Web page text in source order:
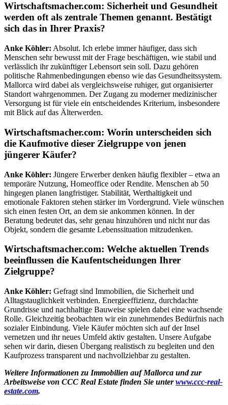
Wirtschaftsmacher.com: Sicherheit und Gesundheit
werden oft als zentrale Themen genannt. Bestätigt
sich das in Ihrer Praxis?
Anke Köhler: Absolut. Ich erlebe immer häufiger, dass sich
Menschen sehr bewusst mit der Frage beschäftigen, wie stabil und
verlässlich ihr zukünftiger Lebensort sein soll. Dazu gehören
politische Rahmenbedingungen ebenso wie das Gesundheitssystem.
Mallorca wird dabei als vergleichsweise ruhiger, gut organisierter
Standort wahrgenommen. Der Zugang zu moderner medizinischer
Versorgung ist für viele ein entscheidendes Kriterium, insbesondere
mit Blick auf das Älterwerden.
Wirtschaftsmacher.com: Worin unterscheiden sich
die Kaufmotive dieser Zielgruppe von jenen
jüngerer Käufer?
Anke Köhler: Jüngere Erwerber denken häufig flexibler – etwa an
temporäre Nutzung, Homeoffice oder Rendite. Menschen ab 50
hingegen planen langfristiger. Stabilität, Werthaltigkeit und
emotionale Faktoren stehen stärker im Vordergrund. Viele wünschen
sich einen festen Ort, an dem sie ankommen können. In der
Beratung bedeutet das, sehr genau hinzuhören und nicht nur das
Objekt, sondern die gesamte Lebenssituation mitzudenken.
Wirtschaftsmacher.com: Welche aktuellen Trends
beeinflussen die Kaufentscheidungen Ihrer
Zielgruppe?
Anke Köhler: Gefragt sind Immobilien, die Sicherheit und
Alltagstauglichkeit verbinden. Energieeffizienz, durchdachte
Grundrisse und nachhaltige Bauweise spielen dabei eine wachsende
Rolle. Gleichzeitig beobachten wir ein zunehmendes Bedürfnis nach
sozialer Einbindung. Viele Käufer möchten sich auf der Insel
vernetzen und ihr neues Umfeld aktiv gestalten. Unsere Aufgabe
sehen wir darin, diesen Übergang realistisch zu begleiten und den
Kaufprozess transparent und nachvollziehbar zu gestalten.
Weitere Informationen zu Immobilien auf Mallorca und zur
Arbeitsweise von CCC Real Estate finden Sie unterwww.ccc-real-
estate.com.